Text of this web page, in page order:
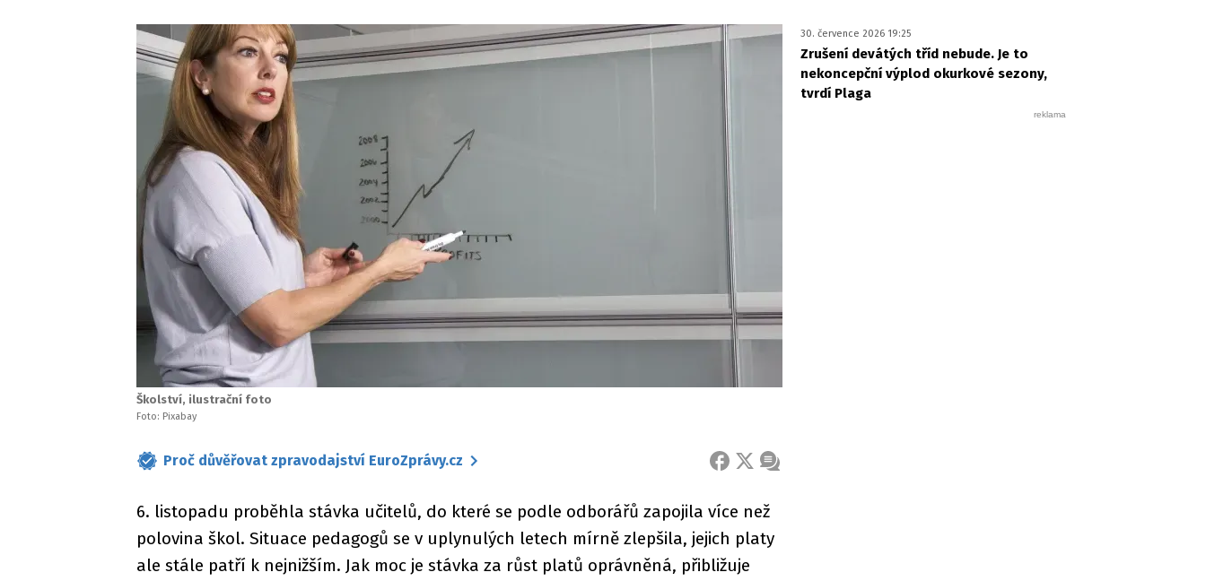
Školství, ilustrační foto
Foto: Pixabay
Proč důvěřovat zpravodajství EuroZprávy.cz FACEBOOK
X ZPRÁVA
6. listopadu proběhla stávka učitelů, do které se podle odborářů zapojila více než
polovina škol. Situace pedagogů se v uplynulých letech mírně zlepšila, jejich platy
ale stále patří k nejnižším. Jak moc je stávka za růst platů oprávněná, přibližuje
30. července 2026 19:25
Zrušení devátých tříd nebude. Je to
nekoncepční výplod okurkové sezony,
tvrdí Plaga